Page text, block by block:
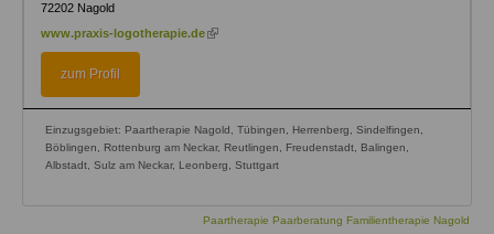
72202 Nagold
www.praxis-logotherapie.de (link
zum Profil
Einzugsgebiet: Paartherapie Nagold, Tübingen, Herrenberg, Sindelfingen,
Böblingen, Rottenburg am Neckar, Reutlingen, Freudenstadt, Balingen,
Albstadt, Sulz am Neckar, Leonberg, Stuttgart
Paartherapie Paarberatung Familientherapie Nagold